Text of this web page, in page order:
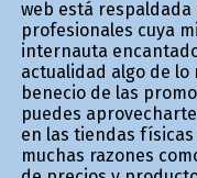
web está
profesionales cuya
internauta
actualidad algo de lo
beneficio de las
puedes
en las tiendas
muchas razones